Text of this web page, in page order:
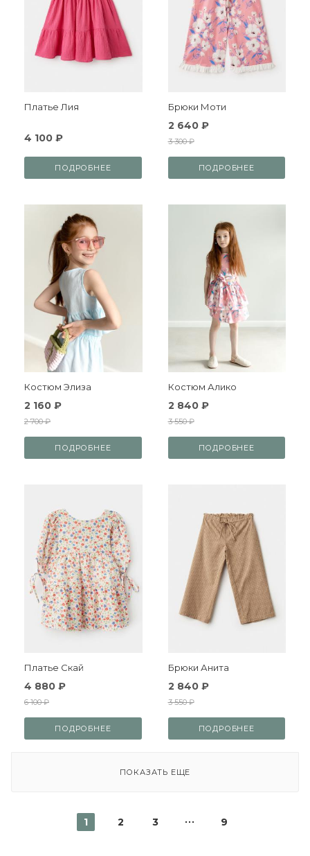
Платье Лия
4 100 ₽
ПОДРОБНЕЕ
Брюки Моти
2 640 ₽
3 300 ₽
ПОДРОБНЕЕ
Костюм Элиза
2 160 ₽
2 700 ₽
ПОДРОБНЕЕ
Костюм Алико
2 840 ₽
3 550 ₽
ПОДРОБНЕЕ
Платье Скай
4 880 ₽
6 100 ₽
ПОДРОБНЕЕ
Брюки Анита
2 840 ₽
3 550 ₽
ПОДРОБНЕЕ
ПОКАЗАТЬ ЕЩЕ
1 2 3 9